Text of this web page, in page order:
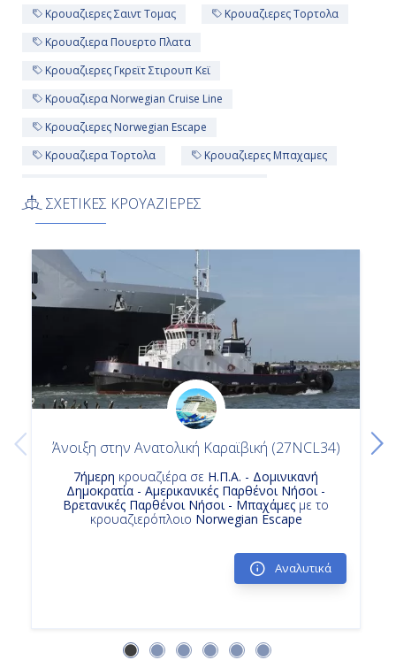
Κρουαζιερες Σαιντ Τομας
Κρουαζιερες Τορτολα
Κρουαζιερα Πουερτο Πλατα
Κρουαζιερες Γκρεϊτ Στιρουπ Κεϊ
Κρουαζιερα Norwegian Cruise Line
Κρουαζιερες Norwegian Escape
Κρουαζιερα Τορτολα
Κρουαζιερες Μπαχαμες
Κρουαζιερες Πουερτο Πλατα
Κρουαζιερα Πορτ Καναβεραλ - Ορλαντο
Κρουαζιερα Δομινικανη Δημοκρατια
7ημερη Κρουαζιερα
7ημερες Κρουαζιερες
Κρουαζιερες Η Π Α
Κρουαζιερα Μπαχαμες
Κρουαζιερες Δομινικανη Δημοκρατια
ΣΧΕΤΙΚΕΣ ΚΡΟΥΑΖΙΕΡΕΣ
Άνοιξη στην Ανατολική Καραϊβική (27NCL34)
7ήμερη κρουαζιέρα σε Η.Π.Α. - Δομινικανή
Δημοκρατία - Αμερικανικές Παρθένοι Νήσοι -
Βρετανικές Παρθένοι Νήσοι - Μπαχάμεςμε το
κρουαζιερόπλοιο Norwegian Escape
Αναλυτικά